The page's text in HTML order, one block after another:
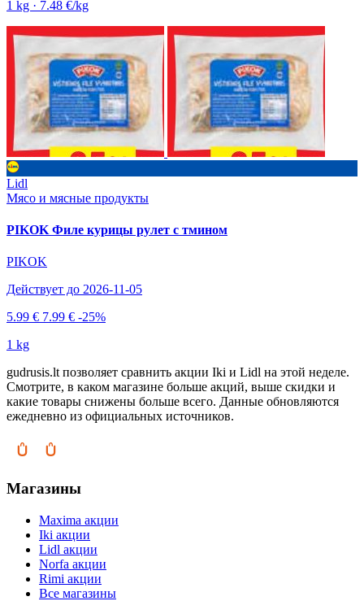
1 kg · 7.48 €/kg
Lidl
Мясо и мясные продукты
PIKOK Филе курицы рулет с тмином
PIKOK
Действует до 2026-11-05
5.99 € 7.99 € -25%
1 kg
gudrusis.lt позволяет сравнить акции Iki и Lidl на этой неделе.
Смотрите, в каком магазине больше акций, выше скидки и
какие товары снижены больше всего. Данные обновляются
ежедневно из официальных источников.
Магазины
Maxima акции
Iki акции
Lidl акции
Norfa акции
Rimi акции
Все магазины